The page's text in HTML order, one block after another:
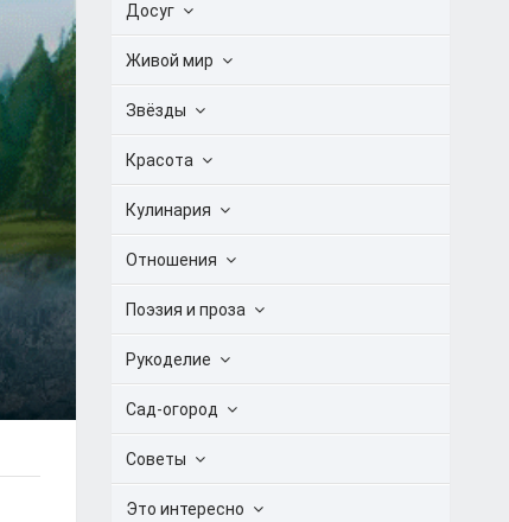
Досуг
Живой мир
Звёзды
Красота
Кулинария
Отношения
Поэзия и проза
Рукоделие
Сад-огород
Советы
Это интересно